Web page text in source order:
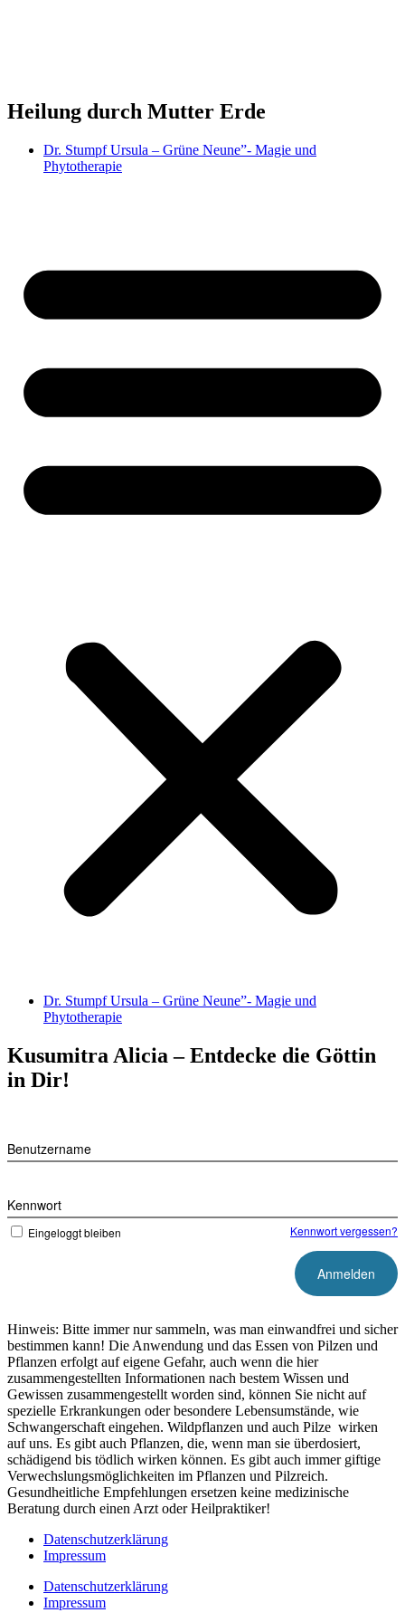
Heilung durch Mutter Erde
Dr. Stumpf Ursula – Grüne Neune”- Magie und
Phytotherapie
Dr. Stumpf Ursula – Grüne Neune”- Magie und
Phytotherapie
Kusumitra Alicia – Entdecke die Göttin
in Dir!
Benutzername
Kennwort
Eingeloggt bleiben Kennwort vergessen?
Hinweis: Bitte immer nur sammeln, was man einwandfrei und sicher
bestimmen kann! Die Anwendung und das Essen von Pilzen und
Pflanzen erfolgt auf eigene Gefahr, auch wenn die hier
zusammengestellten Informationen nach bestem Wissen und
Gewissen zusammengestellt worden sind, können Sie nicht auf
spezielle Erkrankungen oder besondere Lebensumstände, wie
Schwangerschaft eingehen. Wildpflanzen und auch Pilze wirken
auf uns. Es gibt auch Pflanzen, die, wenn man sie überdosiert,
schädigend bis tödlich wirken können. Es gibt auch immer giftige
Verwechslungsmöglichkeiten im Pflanzen und Pilzreich.
Gesundheitliche Empfehlungen ersetzen keine medizinische
Beratung durch einen Arzt oder Heilpraktiker!
Datenschutzerklärung
Impressum
Datenschutzerklärung
Impressum